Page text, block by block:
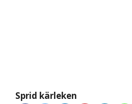
Sprid kärleken